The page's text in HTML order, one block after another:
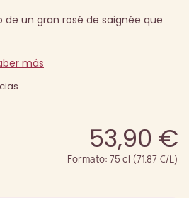
de un gran rosé de saignée que
más
53,90 €
Formato: 75 cl (71.87 €/L)